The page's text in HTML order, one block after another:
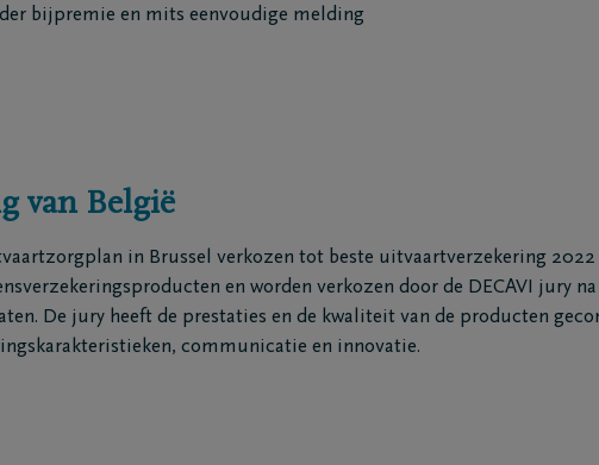
bijpremie en mits eenvoudige melding
van België
in Brussel verkozen tot beste uitvaartverzekering 2022
en worden verkozen door de DECAVI jury
De jury heeft de prestaties en de kwaliteit van de producten
communicatie en innovatie.